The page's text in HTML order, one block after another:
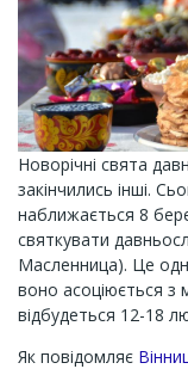
Новорічні свята
закінчились інші.
наближається 8
святкувати
Масленница). Це
воно асоціюється
відбудеться 12-18
Як повідомляє